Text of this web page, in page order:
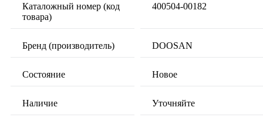
Каталожный номер (код
товара)
400504-00182
Бренд (производитель) DOOSAN
Состояние Новое
Наличие Уточняйте